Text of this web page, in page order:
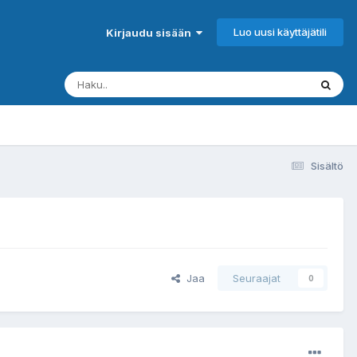
Kirjaudu sisään Luo uusi käyttäjätili
Sisältö
Jaa Seuraajat 0